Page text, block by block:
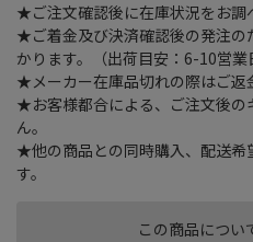
この商品につい
★ご注文確認後に在庫状況をお調
★ご着金及び決済確認後の発注の
かります。（出荷目安：6-10営業
★メーカー在庫品切れの際はご返
★お客様都合による、ご注文後の
ん。
★他の商品との同時購入、配送希
す。